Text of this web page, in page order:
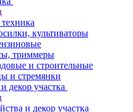
культиваторы
триммеры
и строительные
и стремянки
декор участка
и декор участка